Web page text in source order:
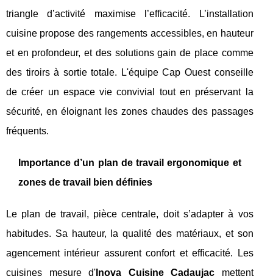
triangle d’activité maximise l’efficacité. L’installation
cuisine propose des rangements accessibles, en hauteur
et en profondeur, et des solutions gain de place comme
des tiroirs à sortie totale. L'équipe Cap Ouest conseille
de créer un espace vie convivial tout en préservant la
sécurité, en éloignant les zones chaudes des passages
fréquents.
Importance d’un plan de travail ergonomique et
zones de travail bien définies
Le plan de travail, pièce centrale, doit s’adapter à vos
habitudes. Sa hauteur, la qualité des matériaux, et son
agencement intérieur assurent confort et efficacité. Les
cuisines mesure d' Inova Cuisine Cadaujac mettent